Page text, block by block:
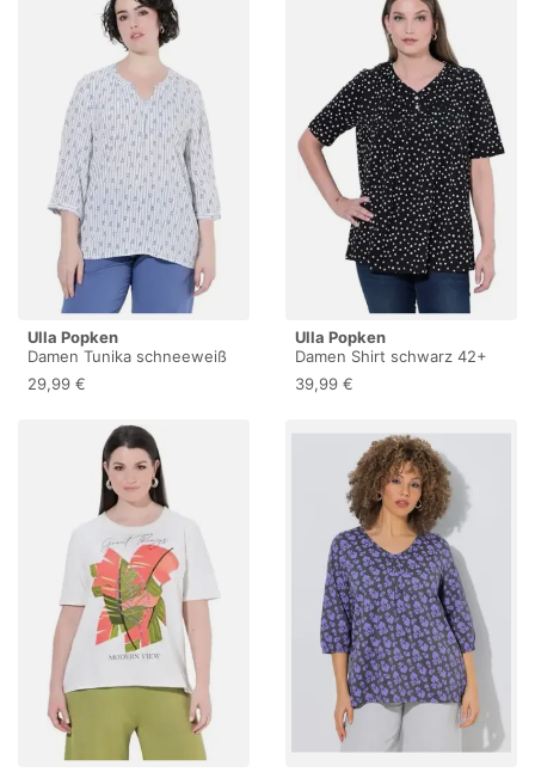
Ulla Popken
Damen Tunika schneeweiß
58+
29,99 €
Ulla Popken
Damen Shirt schwarz 42+
39,99 €